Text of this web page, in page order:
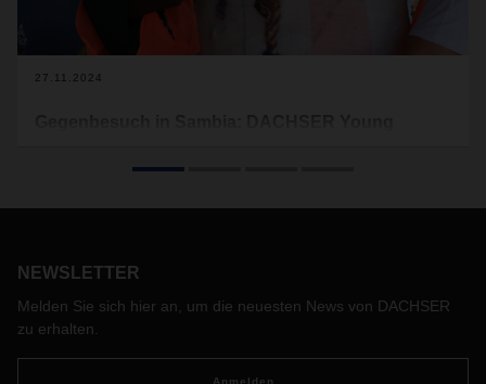
27.11.2024
Im September dieses Jahres reisten fünf junge Menschen,
besuchten sie unter anderem das Recyclingunternehmen
Trash4Cash, das junge Sambier und Sambierinnen 2019 mit
Unterstützung von DACHSER und dem Kinderhilfswerk Terre
NEWSLETTER
Melden Sie sich hier an, um die neuesten News von DACHSER
zu erhalten.
Anmelden